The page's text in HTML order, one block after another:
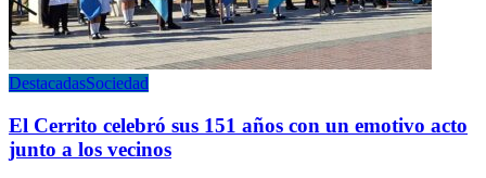
DestacadasSociedad
El Cerrito celebró sus 151 años con un emotivo acto
junto a los vecinos